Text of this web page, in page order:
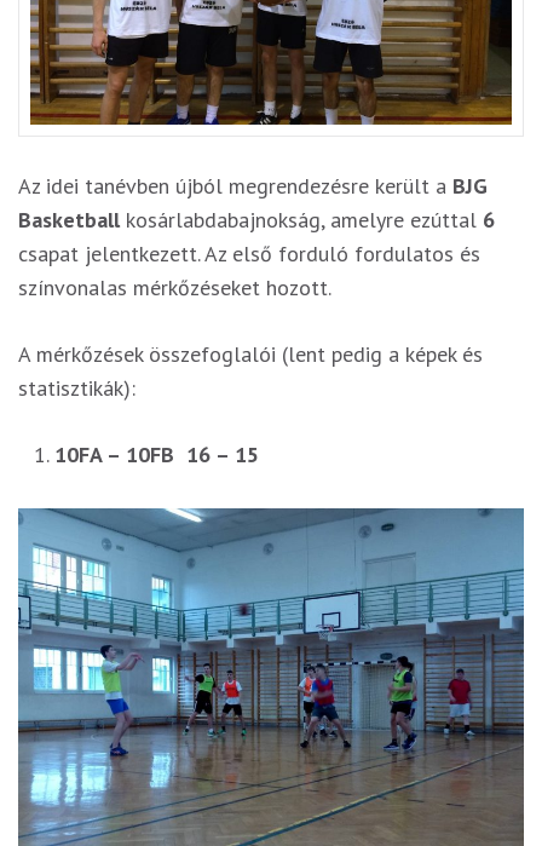
Az idei tanévben újból megrendezésre került a BJG
Basketballkosárlabdabajnokság, amelyre ezúttal 6
csapat jelentkezett. Az első forduló fordulatos és
színvonalas mérkőzéseket hozott.
A mérkőzések összefoglalói (lent pedig a képek és
statisztikák):
10FA – 10FB 16 – 15